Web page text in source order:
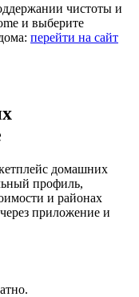
чистоты и
и выберите
перейти на сайт
домашних
профиль,
и районах
приложение и